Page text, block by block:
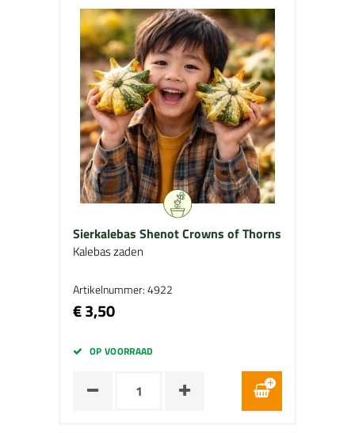
Sierkalebas Shenot Crowns of Thorns
Kalebas zaden
Artikelnummer: 4922
€ 3,50
OP VOORRAAD